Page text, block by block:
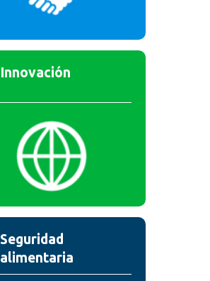
Innovación
Seguridad
alimentaria